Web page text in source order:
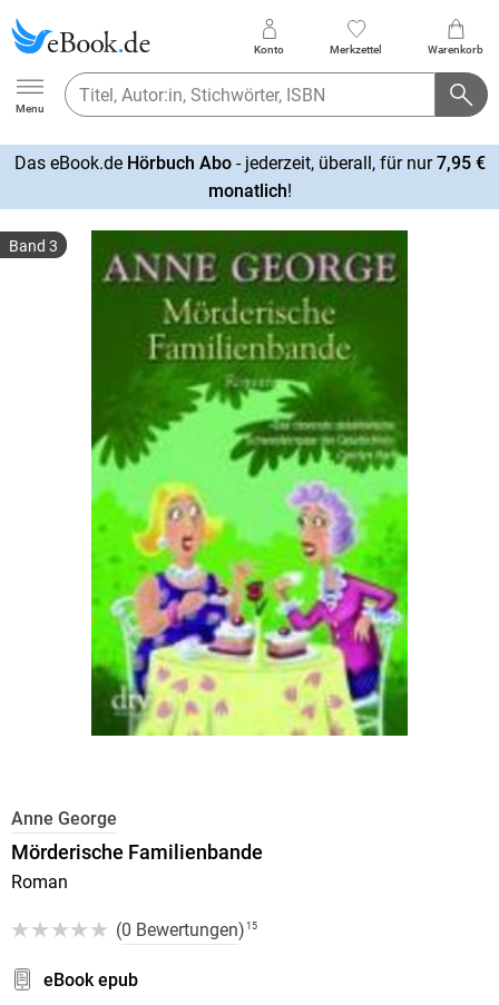
Ebook.de
Menu
Konto Merkzettel Warenkorb
Das eBook.de Hörbuch Abo- jederzeit, überall, für nur7,95 €
monatlich!
Band 3
Anne George
Mörderische Familienbande
Roman
(0 Bewertungen) 15
eBook epub